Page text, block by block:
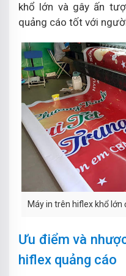
khổ lớn và gây ấn
quảng cáo tốt với
Máy in trên hiflex khổ lớn
Ưu điểm và
hiflex quảng cáo